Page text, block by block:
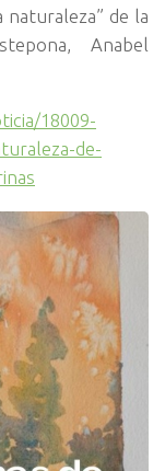
naturaleza” de la
Anabel
18009-
de-